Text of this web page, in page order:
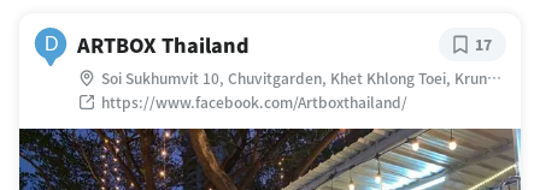
D ARTBOX Thailand
Soi Sukhumvit 10, Chuvitgarden, Khet Khlong Toei, Krung
Thep Maha Nakhon 10110 タイ
https://www.facebook.com/Artboxthailand/
17